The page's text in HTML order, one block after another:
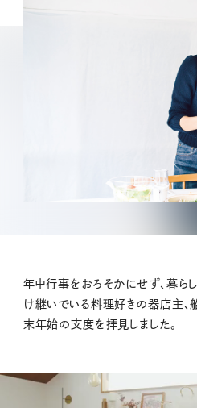
年中行事をおろそかにせず、暮ら
け継いでいる料理好きの器店主、
末年始の支度を拝見しました。